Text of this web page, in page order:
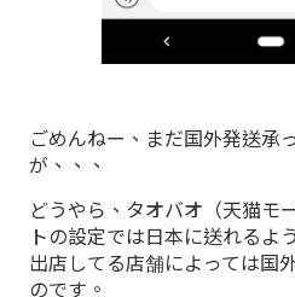
ごめんねー、まだ国外発送
が、、、
どうやら、タオバオ（天猫モ
トの設定では日本に送れるよ
出店してる店舗によっては国
のです。